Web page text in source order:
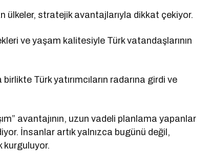
ülkeler, stratejik avantajlarıyla dikkat çekiyor.
ve yaşam kalitesiyle Türk vatandaşlarının
Türk yatırımcıların radarına girdi ve
avantajının, uzun vadeli planlama yapanlar
İnsanlar artık yalnızca bugünü değil,
kurguluyor.